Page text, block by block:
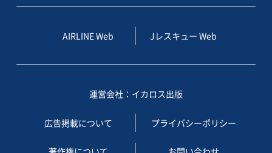
AIRLINE Web Jレスキュー Web
運営会社：イカロス出版
広告掲載について プライバシーポリシー